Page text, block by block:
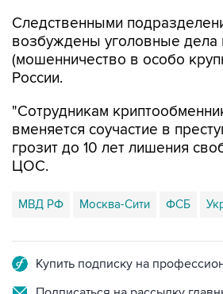
Следственными
возбуждены уголовные дела
(мошенничество в особо
России.
"Сотрудникам
вменяется соучастие в
грозит до 10 лет лишения
ЦОС.
МВД РФ Москва-Сити ФСБ
Купить подписку на